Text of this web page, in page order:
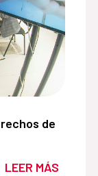
de las
de
LEER MÁS